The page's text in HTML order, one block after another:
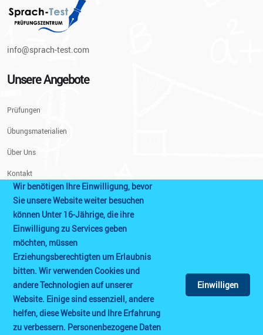
Wir benötigen Ihre Einwilligung, bevor
Sie unsere Website weiter besuchen
können Unter 16-Jährige, die ihre
Einwilligung zu Services geben
möchten, müssen
Erziehungsberechtigten um Erlaubnis
bitten. Wir verwenden Cookies und
andere Technologien auf unserer
Website. Einige sind essenziell, andere
helfen, diese Website und Ihre Erfahrung
zu verbessern. Personenbezogene Daten
Einwilligen
info@sprach-test.com
Unsere Angebote
Prüfungen
Übungsmaterialien
Über Uns
Kontakt
Info
Impressum
Prüfungshinweise
Cookie Einstellungen